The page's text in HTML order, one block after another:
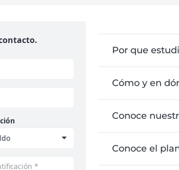
Por que
Cómo y en
Conoce
Conoce el